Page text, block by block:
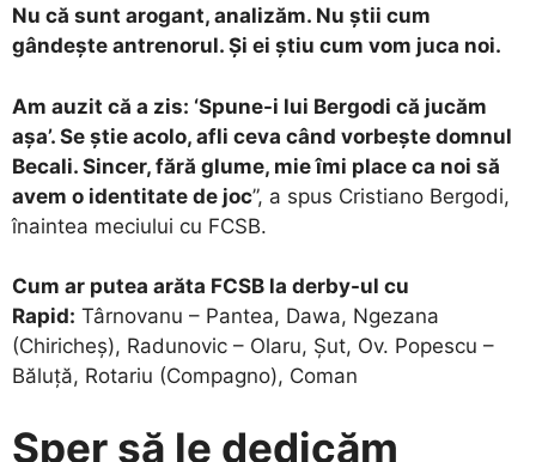
Nu că sunt arogant, analizăm. Nu știi cum
gândește antrenorul. Și ei știu cum vom juca noi.
Am auzit că a zis: ‘Spune-i lui Bergodi că jucăm
așa’. Se știe acolo, afli ceva când vorbește domnul
Becali. Sincer, fără glume, mie îmi place ca noi să
avem o identitate de joc”, a spus Cristiano Bergodi,
înaintea meciului cu FCSB.
Cum ar putea arăta FCSB la derby-ul cu
Rapid: Târnovanu – Pantea, Dawa, Ngezana
(Chiricheș), Radunovic – Olaru, Șut, Ov. Popescu –
Băluță, Rotariu (Compagno), Coman
Sper să le dedicăm